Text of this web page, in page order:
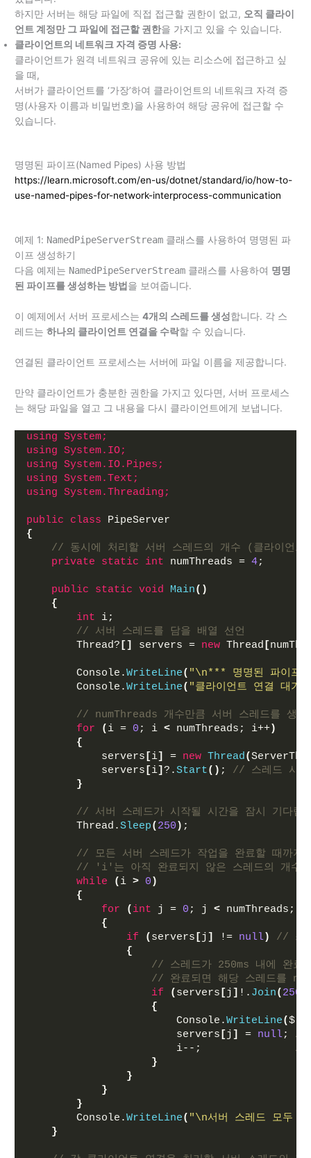
하지만 서버는 해당 파일에 직접 접근할 권한이 없고, 오직 클라이
언트 계정만 그 파일에 접근할 권한을 가지고 있을 수 있습니다.
클라이언트의 네트워크 자격 증명 사용:
클라이언트가 원격 네트워크 공유에 있는 리소스에 접근하고 싶
을 때,
서버가 클라이언트를 ‘가장’하여 클라이언트의 네트워크 자격 증
명(사용자 이름과 비밀번호)을 사용하여 해당 공유에 접근할 수
있습니다.
명명된 파이프(Named Pipes) 사용 방법
https://learn.microsoft.com/en-us/dotnet/standard/io/how-to-
use-named-pipes-for-network-interprocess-communication
예제 1: NamedPipeServerStream 클래스를 사용하여 명명된 파
이프 생성하기
다음 예제는 NamedPipeServerStream 클래스를 사용하여 명명
된 파이프를 생성하는 방법 을 보여줍니다.
이 예제에서 서버 프로세스는4개의 스레드를 생성합니다. 각 스
레드는하나의 클라이언트 연결을 수락할 수 있습니다.
연결된 클라이언트 프로세스는 서버에 파일 이름을 제공합니다.
만약 클라이언트가 충분한 권한을 가지고 있다면, 서버 프로세스
는 해당 파일을 열고 그 내용을 다시 클라이언트에게 보냅니다.
using System;
using System.IO;
using System.IO.Pipes;
using System.Text;
using System.Threading;
public class PipeServer
{
// 동시에 처리할 서버 스레드의 개수 (클라이언트
private
static int numThreads = 4;
public static void Main()
{
int i;
// 서버 스레드를 담을 배열 선언
        Thread?
[] servers = new Thread [
        Console.
WriteLine( "\n*** 명명된 파이프
        Console.
WriteLine( "클라이언트 연결 대
// numThreads 개수만큼 서버 스레드를 생성
for
( i = 0 ; i < numThreads; i++)
{
            servers
[i] = new Thread(
            servers
[i]?.Start() ; // 스레드 시작
}
// 서버 스레드가 시작될 시간을 잠시 기다립
        Thread.
Sleep( 250 ) ;
// 모든 서버 스레드가 작업을 완료할 때까지
// 'i'는 아직 완료되지 않은 스레드의 개수
while
( i > 0 )
{
for
( int j = 0 ; j < numThreads;
{
if
( servers [j ] != null)
// 스
{
// 스레드가 250ms 내에 완료
// 완료되면 해당 스레드를
if
( servers [j ] !. Join( 250
{
                        Console.
WriteLine($
                        servers
[j ] = null; //
                        i--;
//
}
}
}
}
        Console.
WriteLine( "\n서버 스레드 모두
}